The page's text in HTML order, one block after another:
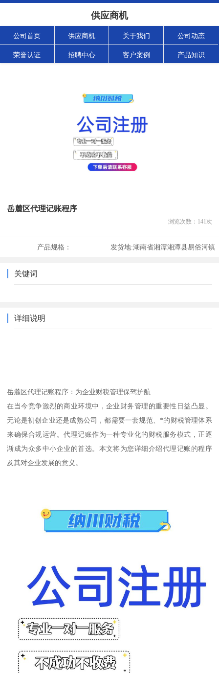
供应商机
公司首页 供应商机 关于我们 公司动态
荣誉认证 招聘中心 客户案例 产品知识
岳麓区代理记账程序
浏览次数： 141次
产品规格： 发货地:湖南省湘潭湘潭县易俗河镇
关键词
详细说明
岳麓区代理记账程序：为企业财税管理保驾护航
在当今竞争激烈的商业环境中，企业财务管理的重要性日益凸显。
无论是初创企业还是成熟公司，都需要一套规范、*的财税管理体系
来确保合规运营。代理记账作为一种专业化的财税服务模式，正逐
渐成为众多中小企业的首选。本文将为您详细介绍代理记账的程序
及其对企业发展的意义。